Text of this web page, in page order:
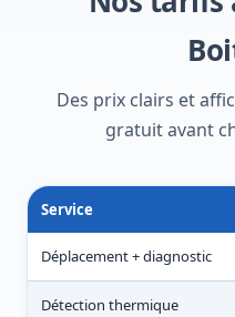
Des prix clairs et
gratuit avant
Service
Déplacement + diagnostic
Détection thermique